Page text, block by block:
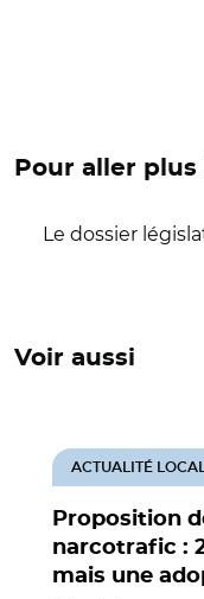
Pour aller plus
Le dossier
Voir aussi
Proposition
narcotrafic :
mais une
ACTUALITÉ